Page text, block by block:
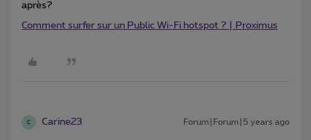
après?
Comment surfer sur un Public Wi-Fi hotspot ? | Proximus
C Carine23 Forum|Forum|5 years ago